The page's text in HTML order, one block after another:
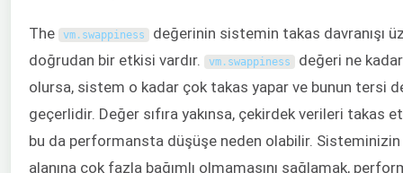
The vm. swappiness değerinin sistemin takas davranışı
doğrudan bir etkisi vardır.
vm. swappiness değeri ne
olursa, sistem o kadar çok takas yapar ve bunun tersi
geçerlidir. Değer sıfıra yakınsa, çekirdek verileri takas
bu da performansta düşüşe neden olabilir.
alanına çok fazla bağımlı olmamasını sağlamak,